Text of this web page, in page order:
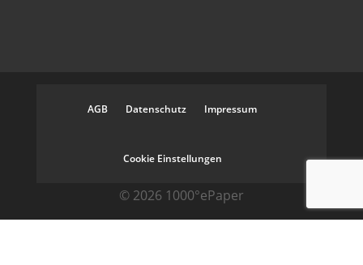
AGB Datenschutz Impressum
Cookie Einstellungen
© 2026 1000°ePaper